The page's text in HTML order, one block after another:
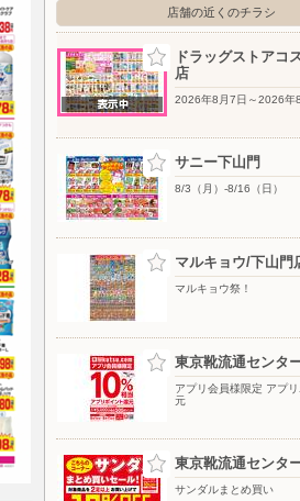
店舗の近くのチラシ
ドラッグストアコ
店
2026年8月7日～2026年8
サニー下山門
8/3（月）-8/16（日）
マルキョウ/下山門
マルキョウ祭！
東京靴流通センタ
アプリ会員様限定 アプ
元
東京靴流通センタ
サンダルまとめ買い